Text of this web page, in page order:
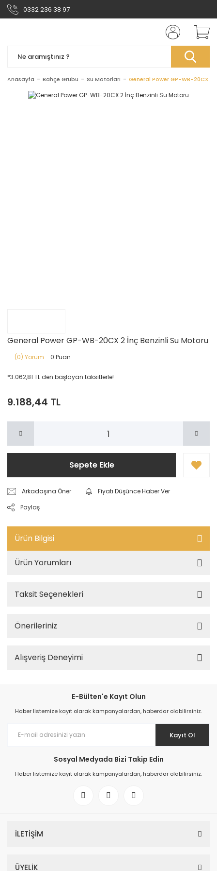
0332 236 38 97
Anasayfa Bahçe Grubu Su Motorları General Power GP-WB-20CX 2
General Power GP-WB-20CX 2 İnç Benzinli Su Motoru
(0) Yorum - 0 Puan
*3.062,81 TL den başlayan taksitlerle!
9.188,44 TL
Sepete Ekle
Arkadaşına Öner
Fiyatı Düşünce Haber Ver
Paylaş
Ürün Bilgisi
Ürün Yorumları
Taksit Seçenekleri
Önerileriniz
Alışveriş Deneyimi
E-Bülten'e Kayıt Olun
Haber listemize kayıt olarak kampanyalardan, haberdar olabilirsiniz.
Kayıt Ol
Sosyal Medyada Bizi Takip Edin
Haber listemize kayıt olarak kampanyalardan, haberdar olabilirsiniz.
İLETİŞİM
ÜYELİK